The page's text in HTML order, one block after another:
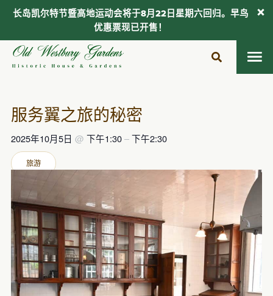
服务翼之旅的秘密
2025年10月5日 @ 下午1:30–下午2:30
旅游
长岛凯尔特节暨高地运动会将于8月22日星期六回归。早鸟
优惠票现已开售！